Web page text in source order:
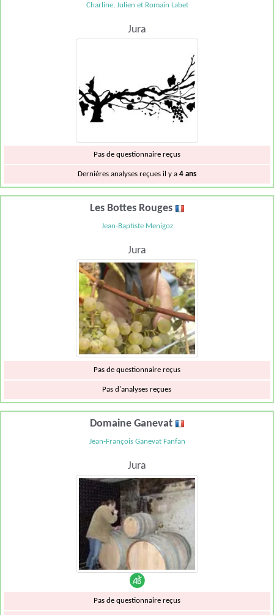
Charline, Julien et Romain Labet
Jura
Pas de questionnaire reçus
Dernières analyses reçues il y a 4 ans
Les Bottes Rouges
Jean-Baptiste Menigoz
Jura
Pas de questionnaire reçus
Pas d'analyses reçues
Domaine Ganevat
Jean-François Ganevat Fanfan
Jura
Pas de questionnaire reçus